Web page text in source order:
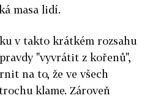
masa lidí.
v takto krátkém rozsahu
"vyvrátit z kořenů",
na to, že ve všech
klame. Zároveň